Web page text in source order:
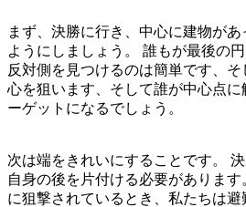
まず、決勝に行き、中心に建物が
ようにしましょう。 誰もが最後の
反対側を見つけるのは簡単です、
心を狙います、そして誰が中心点
ーゲットになるでしょう。
次は端をきれいにすることです。
自身の後を片付ける必要がありま
に狙撃されているとき、私たちは